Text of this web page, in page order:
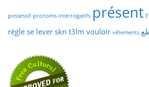
possessif pronoms interrogatifs présent
règle se lever skn t3lm vouloir vêtements